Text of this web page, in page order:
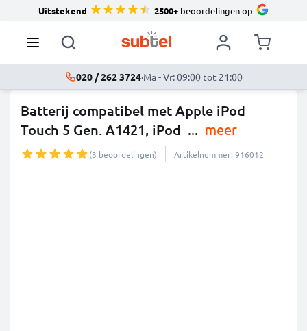
Uitstekend 2500+beoordelingen op
020 / 262 3724·Ma - Vr: 09:00 tot 21:00
Batterij compatibel met Apple iPod
Touch 5 Gen. A1421, iPod ... meer
(3 beoordelingen) Artikelnummer: 916012